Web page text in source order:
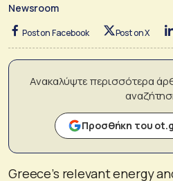
Newsroom
Post on Facebook Post on X
Ανακαλύψτε περισσότερα
Προσθήκη του
Greece’s relevant energy